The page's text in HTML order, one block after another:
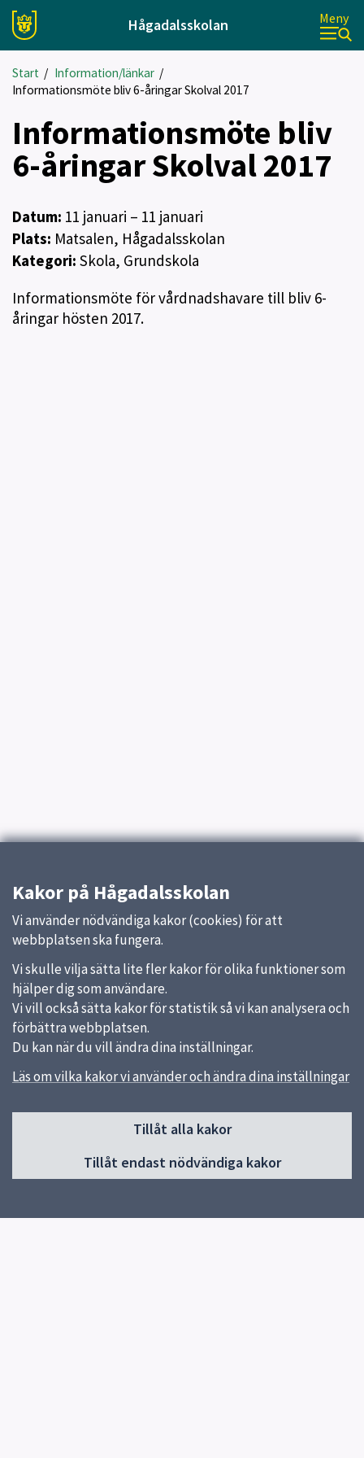
Hågadalsskolan Meny
Start / Information/länkar/
Informationsmöte bliv 6-åringar Skolval 2017
Informationsmöte bliv
6-åringar Skolval 2017
Datum: 11 januari – 11 januari
Plats: Matsalen, Hågadalsskolan
Kategori: Skola, Grundskola
Informationsmöte för vårdnadshavare till bliv 6-
åringar hösten 2017.
Kakor på Hågadalsskolan
Vi använder nödvändiga kakor (cookies) för att
webbplatsen ska fungera.
Vi skulle vilja sätta lite fler kakor för olika funktioner som
hjälper dig som användare.
Vi vill också sätta kakor för statistik så vi kan analysera och
förbättra webbplatsen.
Du kan när du vill ändra dina inställningar.
Läs om vilka kakor vi använder och ändra dina inställningar
Tillåt alla kakor
Tillåt endast nödvändiga kakor